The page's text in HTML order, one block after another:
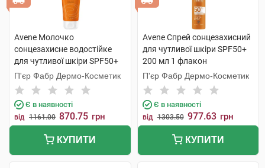
Avene Молочко
сонцезахисне водостійке
для чутливої шкіри SPF50+
100 мл 1 туба
П'єр Фабр Дермо-Косметик
Є в наявності
від 1161.00 870.75 грн
КУПИТИ
Avene Спрей сонцезахисний
для чутливої шкіри SPF50+
200 мл 1 флакон
П'єр Фабр Дермо-Косметик
Є в наявності
від 1303.50 977.63 грн
КУПИТИ